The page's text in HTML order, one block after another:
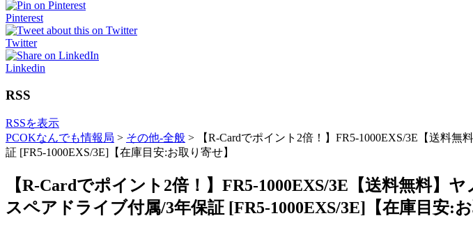
Pinterest
Twitter
Linkedin
RSS
RSSを表示
PCOKなんでも情報局 > その他-全般 >
【R-Cardでポイント2倍！】FR5-1000EXS/3E【送料
証 [FR5-1000EXS/3E]【在庫目安:お取り寄せ】
【R-Cardでポイント2倍！】FR5-1000EXS/3E【送料無料
スペアドライブ付属/3年保証 [FR5-1000EXS/3E]【在庫目安:お